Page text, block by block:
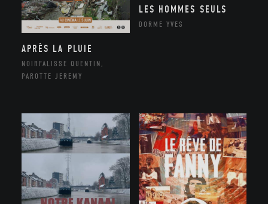
APRÈS LA PLUIE
NOIRFALISSE QUENTIN,
PAROTTE JEREMY
LES HOMMES SEULS
DORME YVES